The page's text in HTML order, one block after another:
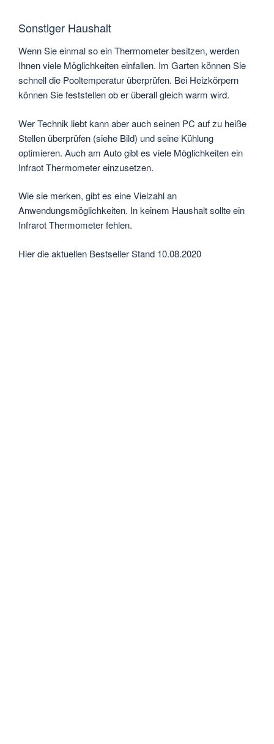
Sonstiger Haushalt
Wenn Sie einmal so ein Thermometer besitzen, werden
Ihnen viele Möglichkeiten einfallen. Im Garten können Sie
schnell die Pooltemperatur überprüfen. Bei Heizkörpern
können Sie feststellen ob er überall gleich warm wird.
Wer Technik liebt kann aber auch seinen PC auf zu heiße
Stellen überprüfen (siehe Bild) und seine Kühlung
optimieren. Auch am Auto gibt es viele Möglichkeiten ein
Infraot Thermometer einzusetzen.
Wie sie merken, gibt es eine Vielzahl an
Anwendungsmöglichkeiten. In keinem Haushalt sollte ein
Infrarot Thermometer fehlen.
Hier die aktuellen Bestseller Stand 10.08.2020